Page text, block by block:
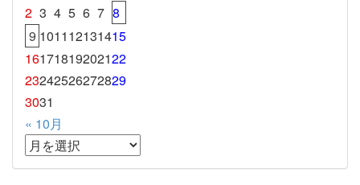
2 3 4 5 6 7 8
9 101112131415
16171819202122
23242526272829
3031
« 10月